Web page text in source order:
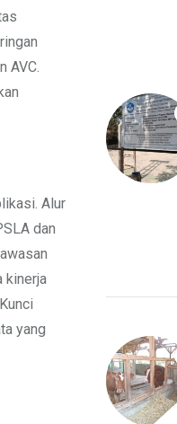
AVC.
Alur
dan
kinerja
yang